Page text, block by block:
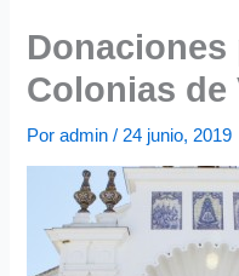
Donaciones
Colonias de
Poradmin/ 24 junio, 2019